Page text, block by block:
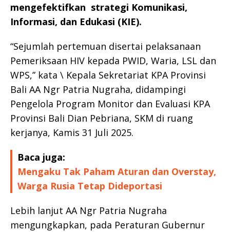
mengefektifkan strategi Komunikasi,
Informasi, dan Edukasi (KIE).
“Sejumlah pertemuan disertai pelaksanaan
Pemeriksaan HIV kepada PWID, Waria, LSL dan
WPS,” kata \ Kepala Sekretariat KPA Provinsi
Bali AA Ngr Patria Nugraha, didampingi
Pengelola Program Monitor dan Evaluasi KPA
Provinsi Bali Dian Pebriana, SKM di ruang
kerjanya, Kamis 31 Juli 2025.
Baca juga:
Mengaku Tak Paham Aturan dan Overstay,
Warga Rusia Tetap Dideportasi
Lebih lanjut AA Ngr Patria Nugraha
mengungkapkan, pada Peraturan Gubernur